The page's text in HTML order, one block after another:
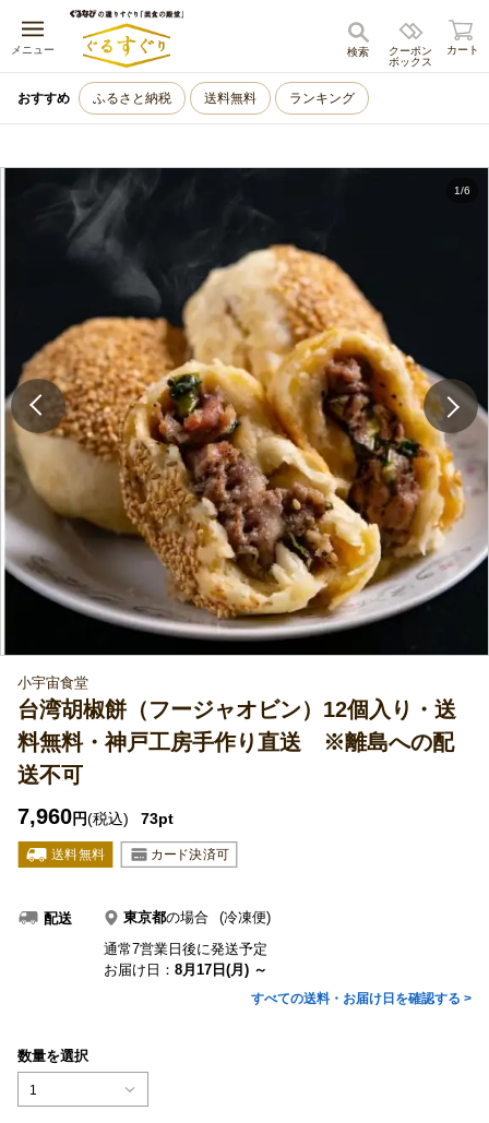
メニュー
キャンセル
クーポン
ボックス
検索 カート
おすすめ ふるさと納税 送料無料 ランキング
1/6
小宇宙食堂
台湾胡椒餅（フージャオビン）12個入り・送
料無料・神戸工房手作り直送 ※離島への配
送不可
7,960円(税込) 73pt
配送 東京都の場合
(冷凍便)
通常7営業日後に発送予定
お届け日： 8月17日(月) ～
すべての送料・お届け日を確認する >
数量を選択
1